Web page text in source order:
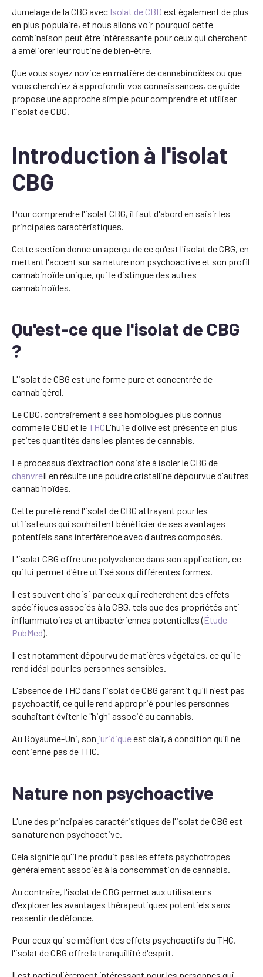
Jumelage de la CBG avec Isolat de CBD est également de plus
en plus populaire, et nous allons voir pourquoi cette
combinaison peut être intéressante pour ceux qui cherchent
à améliorer leur routine de bien-être.
Que vous soyez novice en matière de cannabinoïdes ou que
vous cherchiez à approfondir vos connaissances, ce guide
propose une approche simple pour comprendre et utiliser
l'isolat de CBG.
Introduction à l'isolat
CBG
Pour comprendre l'isolat CBG, il faut d'abord en saisir les
principales caractéristiques.
Cette section donne un aperçu de ce qu'est l'isolat de CBG, en
mettant l'accent sur sa nature non psychoactive et son profil
cannabinoïde unique, qui le distingue des autres
cannabinoïdes.
Qu'est-ce que l'isolat de CBG
?
L'isolat de CBG est une forme pure et concentrée de
cannabigérol.
Le CBG, contrairement à ses homologues plus connus
comme le CBD et leTHCL'huile d'olive est présente en plus
petites quantités dans les plantes de cannabis.
Le processus d'extraction consiste à isoler le CBG de
chanvreIl en résulte une poudre cristalline dépourvue d'autres
cannabinoïdes.
Cette pureté rend l'isolat de CBG attrayant pour les
utilisateurs qui souhaitent bénéficier de ses avantages
potentiels sans interférence avec d'autres composés.
L'isolat CBG offre une polyvalence dans son application, ce
qui lui permet d'être utilisé sous différentes formes.
Il est souvent choisi par ceux qui recherchent des effets
spécifiques associés à la CBG, tels que des propriétés anti-
inflammatoires et antibactériennes potentielles (Étude
PubMed).
Il est notamment dépourvu de matières végétales, ce qui le
rend idéal pour les personnes sensibles.
L'absence de THC dans l'isolat de CBG garantit qu'il n'est pas
psychoactif, ce qui le rend approprié pour les personnes
souhaitant éviter le "high" associé au cannabis.
Au Royaume-Uni, son juridiqueest clair, à condition qu'il ne
contienne pas de THC.
Nature non psychoactive
L'une des principales caractéristiques de l'isolat de CBG est
sa nature non psychoactive.
Cela signifie qu'il ne produit pas les effets psychotropes
généralement associés à la consommation de cannabis.
Au contraire, l'isolat de CBG permet aux utilisateurs
d'explorer les avantages thérapeutiques potentiels sans
ressentir de défonce.
Pour ceux qui se méfient des effets psychoactifs du THC,
l'isolat de CBG offre la tranquillité d'esprit.